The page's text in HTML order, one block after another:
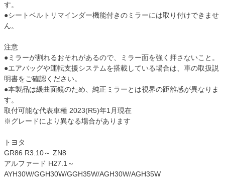
す。
●シートベルトリマインダー機能付きのミラーには取り付けできませ
ん。
注意
●ミラーが割れるおそれがあるので、ミラー面を強く押さないこと。
●エアバッグや運転支援システムを搭載している場合は、車の取扱説
明書をご確認ください。
●本製品は緩曲面鏡のため、純正ミラーとは視界の距離感が異なりま
す。
取付可能な代表車種 2023(R5)年1月現在
※グレードにより異なる場合があります
トヨタ
GR86 R3.10～ ZN8
アルファード H27.1～
AYH30W/GGH30W/GGH35W/AGH30W/AGH35W